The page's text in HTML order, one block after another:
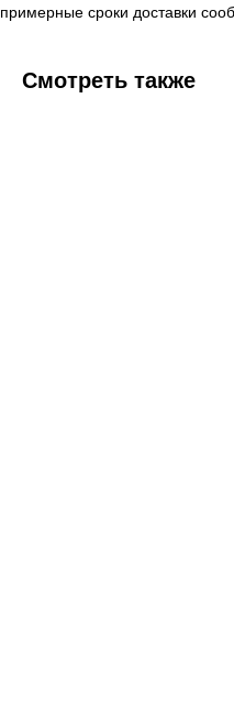
примерные сроки доставки
Смотреть также